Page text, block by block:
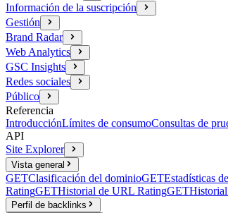
Información de la suscripción
Gestión
Brand Radar
Web Analytics
GSC Insights
Redes sociales
Público
Referencia
IntroducciónLímites de consumoConsultas de
API
Site Explorer
Vista general
GETClasificación del dominioGETEstadísticas
RatingGETHistorial de URL RatingGET
Perfil de backlinks